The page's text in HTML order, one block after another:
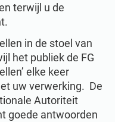
terwijl u de
in de stoel van
het publiek de FG
elke keer
uw verwerking. De
Autoriteit
goede antwoorden